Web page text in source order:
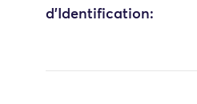
d'Identification: